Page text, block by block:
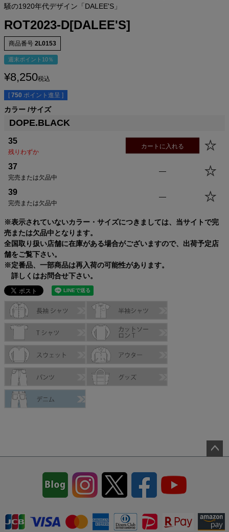
35(XS)
39(M)
43(XL)
45(USM)70.0cm
47(USL) 72.5cm 60.0cm24.0cm 46.5cm
騒の1920年代デザイン「DALEE'S」
ROT2023-D[DALEE'S]
商品番号 2L0153
週末ポイント10％
¥8,250税込
[ 750 ポイント進呈 ]
カラー サイズ
DOPE.BLACK
35
残りわずか
カートに入れる
37
完売または欠品中
—
39
完売または欠品中
—
※表示されていないカラー・サイズにつきましては、当サイトで完
売または欠品中となります。
全国取り扱い店舗に在庫がある場合がございますので、出荷予定店
舗をご覧下さい。
※定番品、一部商品は再入荷の可能性があります。
詳しくはお問合せ下さい。